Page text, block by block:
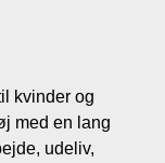
kvinder og
med en lang
udeliv,